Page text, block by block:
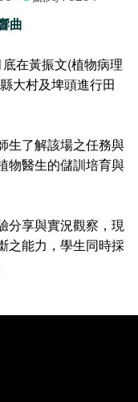
曲
在黃振文(植物病理
大村及埤頭進行田
生了解該場之任務與
物醫生的儲訓培育與
分享與實況觀察，現
之能力，學生同時採